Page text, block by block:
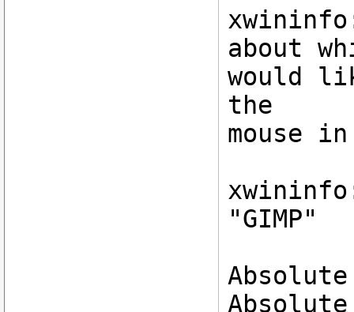
about
would
the
mouse
"GIMP"